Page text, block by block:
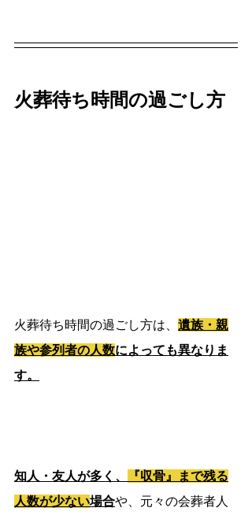
火葬待ち時間の過ごし方
火葬待ち時間の過ごし方は、 遺族・親
族や参列者の人数によっても異なりま
す。
知人・友人が多く、
『収骨』まで残る
人数が少ない場合や、元々の会葬者人